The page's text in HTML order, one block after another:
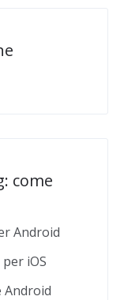
come
Android
iOS
Android